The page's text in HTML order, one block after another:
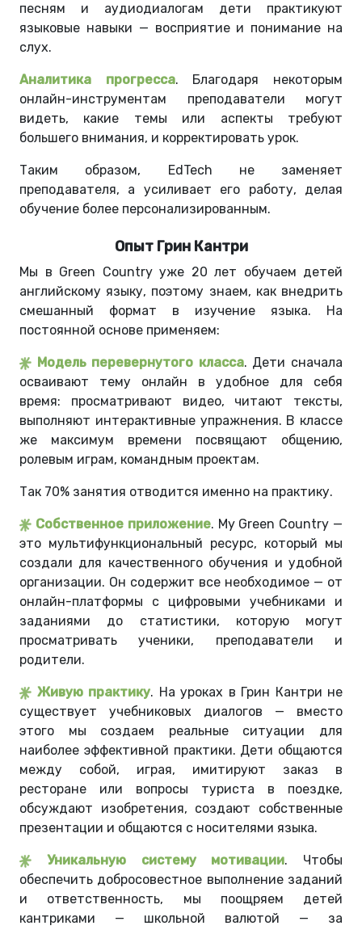
песням и аудиодиалогам дети практикуют
языковые навыки — восприятие и понимание на
слух.
Аналитика прогресса. Благодаря некоторым
онлайн-инструментам преподаватели могут
видеть, какие темы или аспекты требуют
большего внимания, и корректировать урок.
Таким образом, EdTech не заменяет
преподавателя, а усиливает его работу, делая
обучение более персонализированным.
Опыт Грин Кантри
Мы в Green Country уже 20 лет обучаем детей
английскому языку, поэтому знаем, как внедрить
смешанный формат в изучение языка. На
постоянной основе применяем:
Модель перевернутого класса. Дети сначала
осваивают тему онлайн в удобное для себя
время: просматривают видео, читают тексты,
выполняют интерактивные упражнения. В классе
же максимум времени посвящают общению,
ролевым играм, командным проектам.
Так 70% занятия отводится именно на практику.
Собственное приложение. My Green Country —
это мультифункциональный ресурс, который мы
создали для качественного обучения и удобной
организации. Он содержит все необходимое — от
онлайн-платформы с цифровыми учебниками и
заданиями до статистики, которую могут
просматривать ученики, преподаватели и
родители.
Живую практику. На уроках в Грин Кантри не
существует учебниковых диалогов — вместо
этого мы создаем реальные ситуации для
наиболее эффективной практики. Дети общаются
между собой, играя, имитируют заказ в
ресторане или вопросы туриста в поездке,
обсуждают изобретения, создают собственные
презентации и общаются с носителями языка.
Уникальную систему мотивации. Чтобы
обеспечить добросовестное выполнение заданий
и ответственность, мы поощряем детей
кантриками — школьной валютой — за